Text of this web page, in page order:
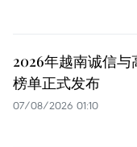
2026年越南诚信
榜单正式发布
07/08/2026 01:10